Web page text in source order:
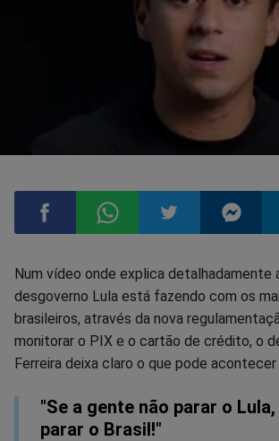
Compartilhar
no
Facebook
Compartilhar
no
Whatsapp
Compartilhar
no
Twitter
no
Num vídeo onde explica detalhadamente
desgoverno Lula está fazendo com os
brasileiros, através da nova
monitorar o PIX e o cartão de crédito, o
Ferreira deixa claro o que pode
"Se a gente não parar o
parar o Brasil!"